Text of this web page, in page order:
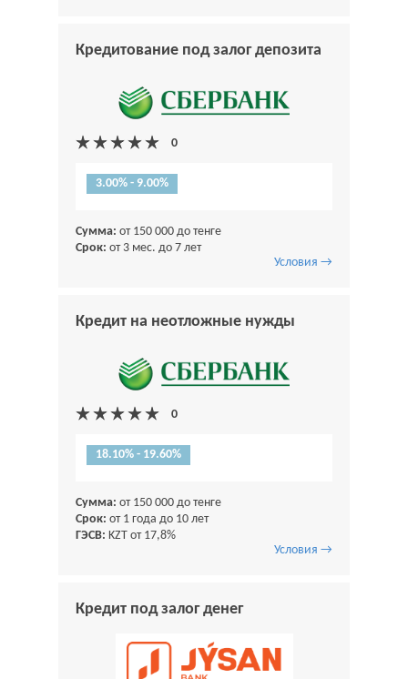
Кредитование под залог депозита
3.00% - 9.00%
Сумма: от 150 000 до тенге
Срок: от 3 мес. до 7 лет
Условия →
Кредит на неотложные нужды
18.10% - 19.60%
Сумма: от 150 000 до тенге
Срок: от 1 года до 10 лет
ГЭСВ: KZT от 17,8%
Условия →
Кредит под залог денег